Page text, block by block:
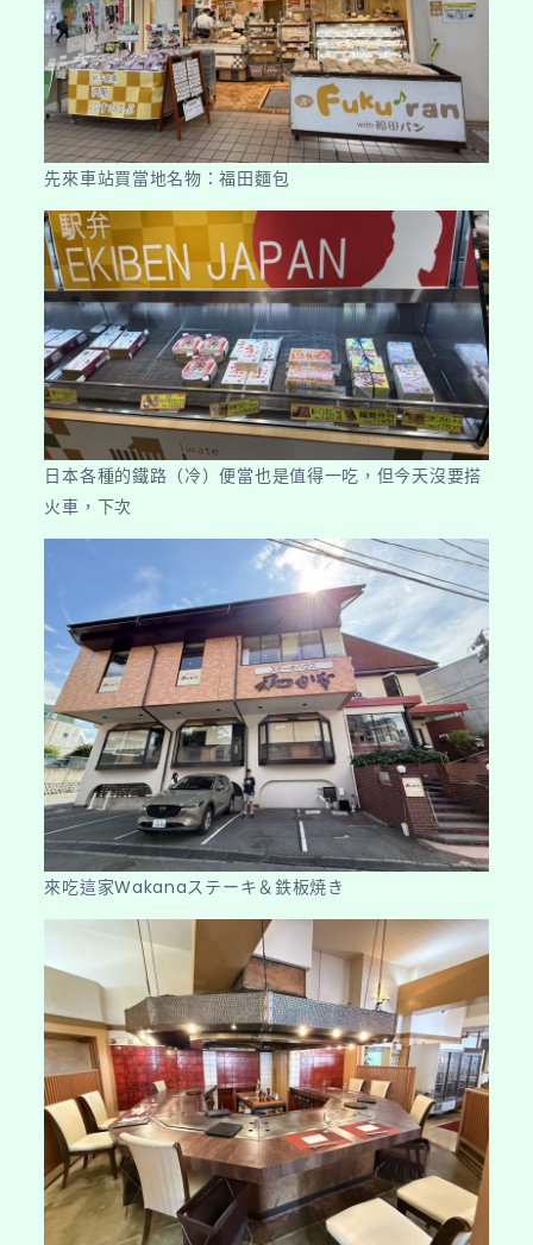
先來車站買當地名物：福田麵包
日本各種的鐵路（冷）便當也是值得一吃，但今天沒要搭
火車，下次
來吃這家Wakanaステーキ＆鉄板焼き